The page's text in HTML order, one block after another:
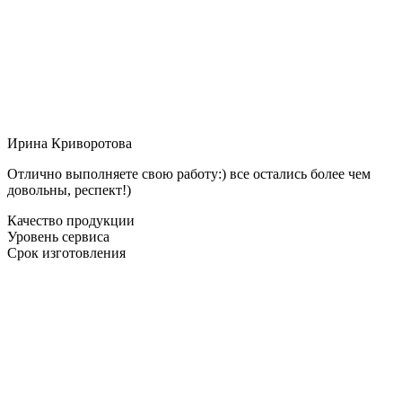
Ирина Криворотова
Отлично выполняете свою работу:) все остались более чем
довольны, респект!)
Качество продукции
Уровень сервиса
Срок изготовления